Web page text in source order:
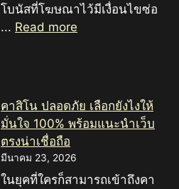
โบนัสที่โฆษณาไว้มีเงื่อนไขซ่อ
... Read more
คาสิโน ปลอดภัย เลือกยังไงให้
มั่นใจ 100% พร้อมแนะนำเว็บ
ตรงน่าเชื่อถือ
มีนาคม 23, 2026
ในยุคที่ใครก็สามารถเข้าถึงคา